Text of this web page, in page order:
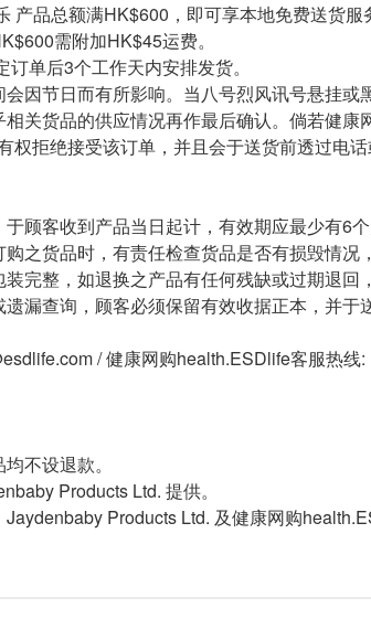
产品总额满HK$600，即可享本地免费送货服
需附加HK$45运费。
订单后3个工作天内安排发货。
因节日而有所影响。当八号烈风讯号悬挂或
相关货品的供应情况再作最后确认。倘若健
权拒绝接受该订单，并且会于送货前透过电话
顾客收到产品当日起计，有效期应最少有6个
之货品时，有责任检查货品是否有损毁情况
完整，如退换之产品有任何残缺或过期退回
漏查询，顾客必须保留有效收据正本，并
/ 健康网购health.ESDlife客服热线
不设退款。
Products Ltd. 提供。
Products Ltd. 及健康网购